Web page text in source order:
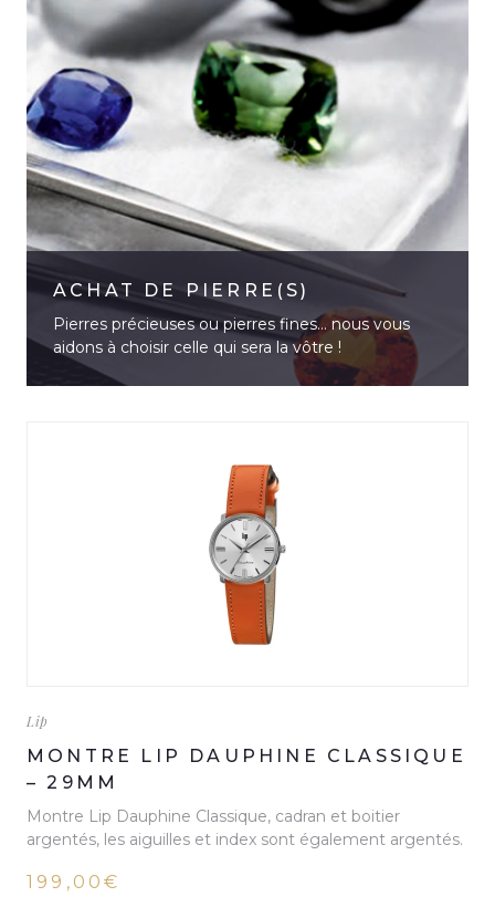
ACHAT DE PIERRE(S)
Pierres précieuses ou pierres fines… nous vous
aidons à choisir celle qui sera la vôtre !
Lip
MONTRE LIP DAUPHINE CLASSIQUE
– 29MM
Montre Lip Dauphine Classique, cadran et boitier
argentés, les aiguilles et index sont également argentés.
199,00€